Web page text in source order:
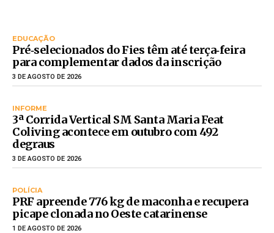
EDUCAÇÃO
Pré‑selecionados do Fies têm até terça‑feira
para complementar dados da inscrição
3 DE AGOSTO DE 2026
INFORME
3ª Corrida Vertical SM Santa Maria Feat
Coliving acontece em outubro com 492
degraus
3 DE AGOSTO DE 2026
POLÍCIA
PRF apreende 776 kg de maconha e recupera
picape clonada no Oeste catarinense
1 DE AGOSTO DE 2026